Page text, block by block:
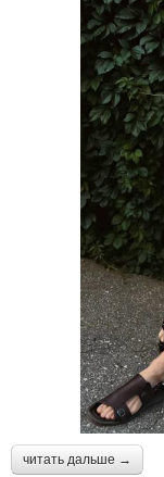
читать дальше →